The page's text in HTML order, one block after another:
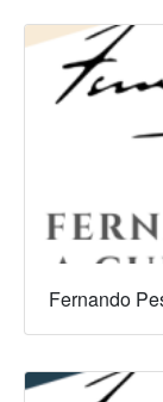
Fernando